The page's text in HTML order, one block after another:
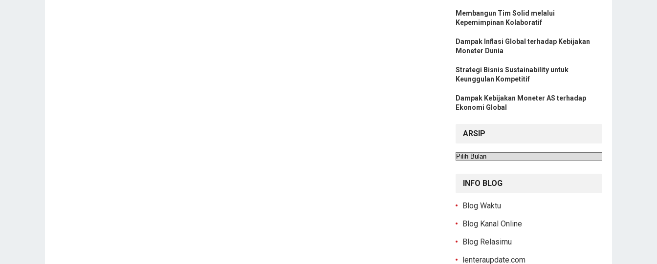
Membangun Tim Solid melalui
Kepemimpinan Kolaboratif
Dampak Inflasi Global terhadap Kebijakan
Moneter Dunia
Strategi Bisnis Sustainability untuk
Keunggulan Kompetitif
Dampak Kebijakan Moneter AS terhadap
Ekonomi Global
ARSIP
Arsip
INFO BLOG
Blog Waktu
Blog Kanal Online
Blog Relasimu
lenteraupdate.com